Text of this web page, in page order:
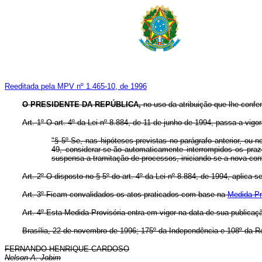
Reeditada pela MPV nº 1.465-10, de 1996
O PRESIDENTE DA REPÚBLICA,no uso da atribuição que lhe
Art. 1º O art. 4º da Lei nº 8.884, de 11 de junho de 1994, passa a
"§ 5º Se, nas hipóteses previstas no parágrafo anterior, ou
49, considerar-se-ão automaticamente interrompidos os
suspensa a tramitação de processos, iniciando-se a nova
Art. 2º O disposto no § 5º do art. 4º da Lei nº 8.884, de 1994,
Art. 3º Ficam convalidados os atos praticados com base naMedida
Art. 4º Esta Medida Provisória entra em vigor na data de sua
Brasília, 22 de novembro de 1996; 175º da Independência e 108º da
FERNANDO HENRIQUE CARDOSO
Nelson A. Jobim